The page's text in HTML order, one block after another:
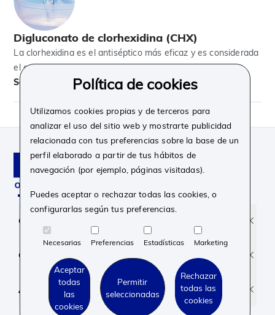
Digluconato de clorhexidina (CHX)
La clorhexidina es el antiséptico más eficaz y es considerada
el gold standard.
Saber más
Facebook
Instagram
Linkedin
Youtube
Corporativo
Contacto y soporte
Aviso legal y Privacidad
Política de cookies
Utilizamos cookies propias y de terceros para
analizar el uso del sitio web y mostrarte publicidad
relacionada con tus preferencias sobre la base de un
perfil elaborado a partir de tus hábitos de
navegación (por ejemplo, páginas visitadas).
Puedes aceptar o rechazar todas las cookies, o
configurarlas según tus preferencias.
Necesarias Preferencias Estadísticas Marketing
Aceptar
todas
las
cookies
Permitir
seleccionadas
Rechazar
todas las
cookies